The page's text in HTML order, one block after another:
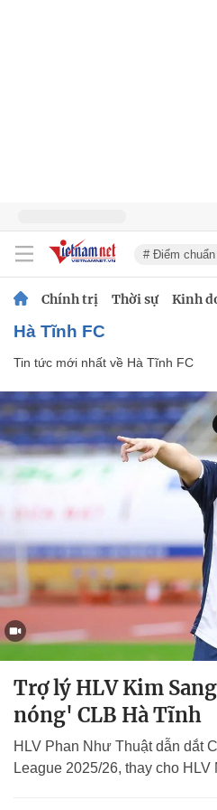
# Điểm
Chính trị Thời sự Kinh
Hà Tĩnh FC
Tin tức mới nhất về Hà Tĩnh FC
Trợ lý HLV Kim
nóng' CLB Hà Tĩnh
HLV Phan Như Thuật dẫn dắt
League 2025/26, thay cho